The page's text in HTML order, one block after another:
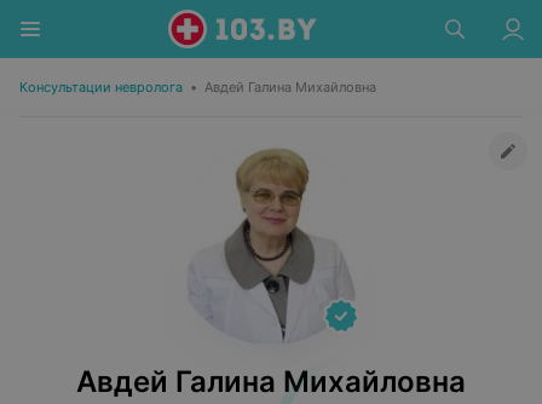
Консультации невролога • Авдей Галина Михайловна
Авдей Галина Михайловна